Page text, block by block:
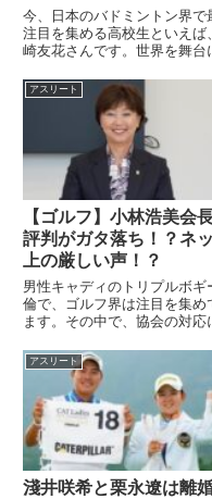
今、日本のバドミントン界で
注目を集める高校生といえば
崎友花さんです。世界を舞台
ます。そんな宮崎友花さんです
が、ネット上では「両親や兄
どんな人？」「家族構成は？
いった検索が急増中。そこで
は...
アスリート
【ゴルフ】小林浩美会
評判がガタ落ち！？ネ
上の厳しい声！？
男性キャディのトリプルボギ
倫で、ゴルフ界は注目を集め
ます。その中で、協会の対応
注目や対応についてがネット
は議論されているようです。
の男性キャディの不倫騒動に
ての小林浩美会長に関する、
判...
アスリート
淺井咲希と栗永遼は離